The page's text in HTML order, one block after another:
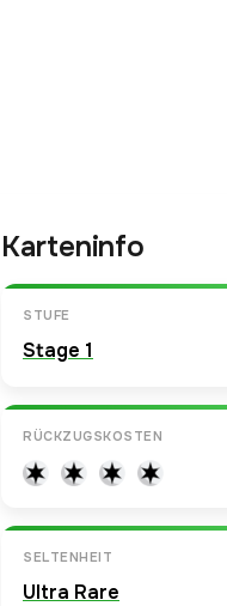
Karteninfo
STUFE
Stage 1
RÜCKZUGSKOSTEN
SELTENHEIT
Ultra Rare